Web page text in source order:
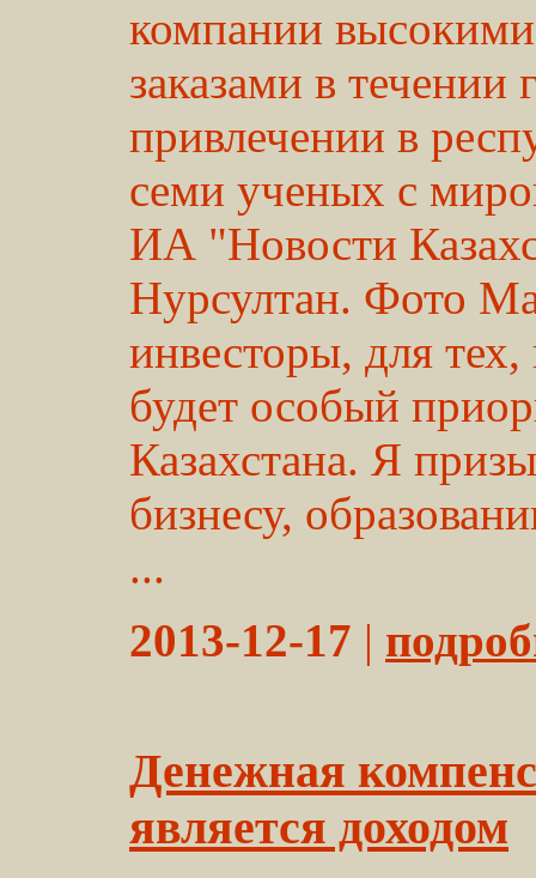
компании
заказами в течении
привлечении в
семи ученых с
ИА "Новости
Нурсултан. Фото
инвесторы, для
будет особый
Казахстана. Я
бизнесу,
...
2013-12-17 |
Денежная
является доходом